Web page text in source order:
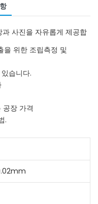
사진을 자유롭게 제공합
을 위한 조립측정 및
습니다.
장 가격
.